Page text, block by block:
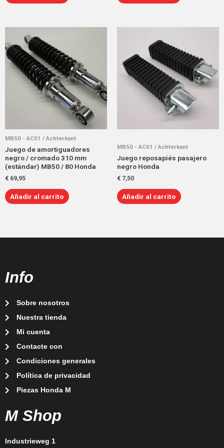
MB50 - AC01 / Achterkant
Juego de amortiguadores
negro / cromado 310 mm
(estándar) MB50 / 80 Honda
€ 69,95
Añadir al carrito
MB50 - AC01 / Achterkant
Juego reposapiés pasajero
negro Honda
€ 7,50
Añadir al carrito
Info
Sobre nosotros
Nuestra tienda
Mi cuenta
Contacte con
Condiciones generales
Política de privacidad
Piezas Honda M
M Shop
Industrieweg 1